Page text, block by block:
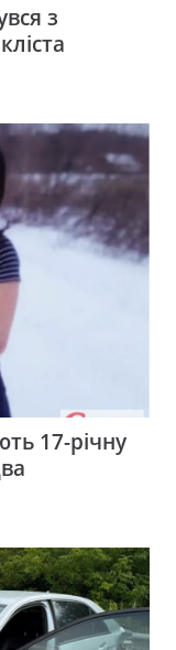
з
17-річну